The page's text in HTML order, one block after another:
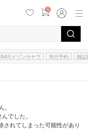
0
メゾンカナウ 先行予約 雑誌
。
でした。
されてしまった可能性があり